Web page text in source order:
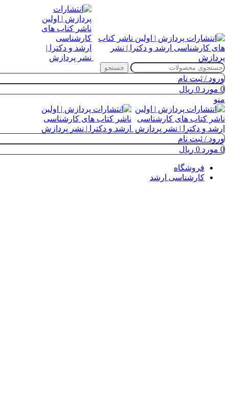
جستجو
ورود / ثبت نام
0 مورد 0 ریال
منو
ورود / ثبت نام
0 مورد 0 ریال
فروشگاه
کارشناسی ارشد